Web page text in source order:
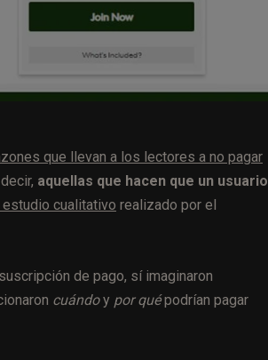
que llevan a los lectores a no pagar
aquellas que hacen que un usuario
cualitativo realizado por el
de pago, sí imaginaron
cuándoy por quépodrían pagar